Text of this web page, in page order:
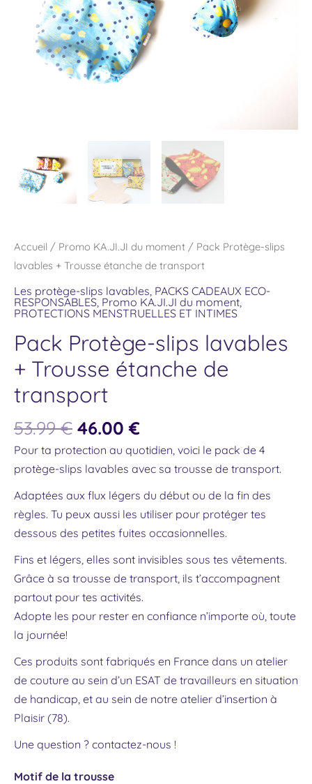
Accueil / Promo KA.JI.JI du moment / Pack Protège-slips
lavables + Trousse étanche de transport
Les protège-slips lavables, PACKS CADEAUX ECO-
RESPONSABLES, Promo KA.JI.JI du moment,
PROTECTIONS MENSTRUELLES ET INTIMES
Pack Protège-slips lavables
+ Trousse étanche de
transport
53.99€ 46.00€
Pour ta protection au quotidien, voici le pack de 4
protège-slips lavables avec sa trousse de transport.
Adaptées aux flux légers du début ou de la fin des
règles. Tu peux aussi les utiliser pour protéger tes
dessous des petites fuites occasionnelles.
Fins et légers, elles sont invisibles sous tes vêtements.
Grâce à sa trousse de transport, ils t’accompagnent
partout pour tes activités.
Adopte les pour rester en confiance n’importe où, toute
la journée!
Ces produits sont fabriqués en France dans un atelier
de couture au sein d’un ESAT de travailleurs en situation
de handicap, et au sein de notre atelier d’insertion à
Plaisir (78).
Une question ? contactez-nous !
Motif de la trousse
étanche
transport